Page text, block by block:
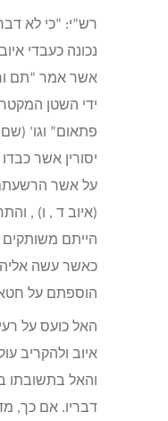
רש”י: “כי לא
נכונה כעבדי
אשר אמר “תם
ידי השטן
פתאום” וגו’
יסורין אשר
על אשר
(איוב ד , ו) ,
הייתם משותקים
כאשר עשה
הוספתם על
האל כועס על
איוב ולהקריב
והאל בתשובתו
דבריו. אם כך,